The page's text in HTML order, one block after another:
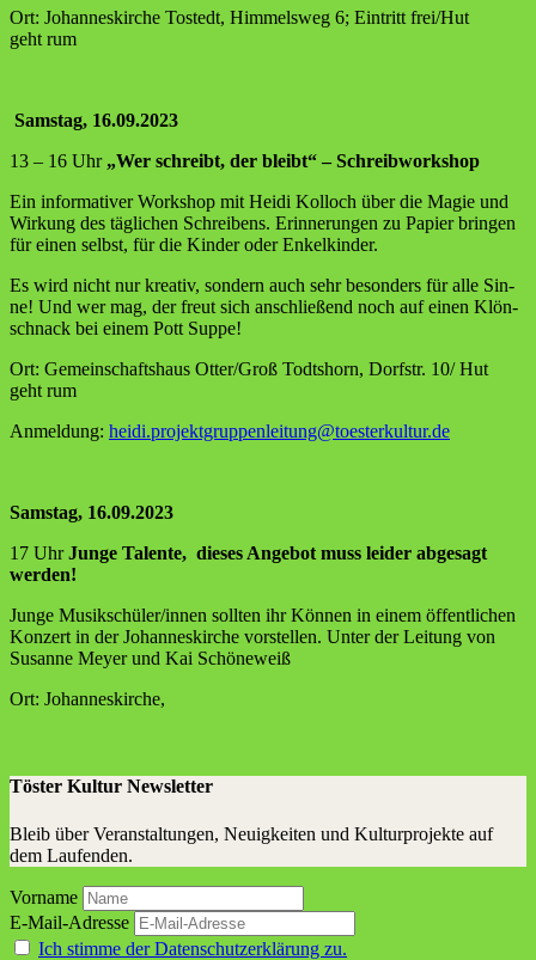
Ort: Johan­nes­kir­che Tostedt, Him­mels­weg 6; Ein­tritt frei/Hut
geht rum
Sams­tag, 16.09.2023
13 – 16 Uhr „Wer schreibt, der bleibt“ – Schreibworkshop
Ein infor­ma­ti­ver Work­shop mit Hei­di Kol­loch über die Magie und
Wir­kung des täg­li­chen Schrei­bens. Erin­ne­run­gen zu Papier brin­gen
für einen selbst, für die Kin­der oder Enkelkinder.
Es wird nicht nur krea­tiv, son­dern auch sehr beson­ders für alle Sin­
ne! Und wer mag, der freut sich anschlie­ßend noch auf einen Klön­
schnack bei einem Pott Suppe!
Ort: Gemein­schafts­haus Otter/Groß Todtshorn, Dorf­str. 10/ Hut
geht rum
Anmel­dung: heidi.projektgruppenleitung@toesterkultur.de
Sams­tag, 16.09.2023
17 UhrJun­ge Talen­te, die­ses Ange­bot muss lei­der abge­sagt
werden!
Jun­ge Musikschüler/innen soll­ten ihr Kön­nen in einem öffent­li­chen
Kon­zert in der Johan­nes­kir­che vor­stel­len. Unter der Lei­tung von
Susan­ne Mey­er und Kai Schöneweiß
Ort: Johan­nes­kir­che,
Töster Kultur Newsletter
Bleib über Veranstaltungen, Neuigkeiten und Kulturprojekte auf
dem Laufenden.
Vorname
E-Mail-Adresse
Ich stimme der Datenschutzerklärung zu.